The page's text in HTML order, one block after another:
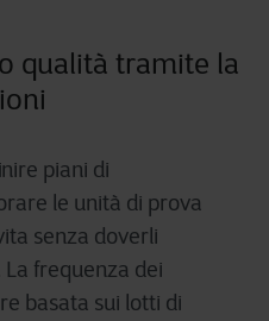
qualità tramite la
piani di
le unità di prova
senza doverli
frequenza dei
basata sui lotti di